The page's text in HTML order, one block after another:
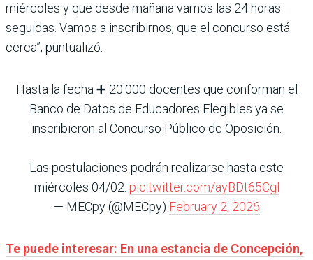
miércoles y que desde mañana vamos las 24 horas
seguidas. Vamos a inscribirnos, que el concurso está
cerca”, puntualizó.
Hasta la fecha ➕ 20.000 docentes que conforman el
Banco de Datos de Educadores Elegibles ya se
inscribieron al Concurso Público de Oposición.
Las postulaciones podrán realizarse hasta este
miércoles 04/02. pic.twitter.com/ayBDt65Cgl
— MECpy (@MECpy) February 2, 2026
Te puede interesar: En una estancia de Concepción,